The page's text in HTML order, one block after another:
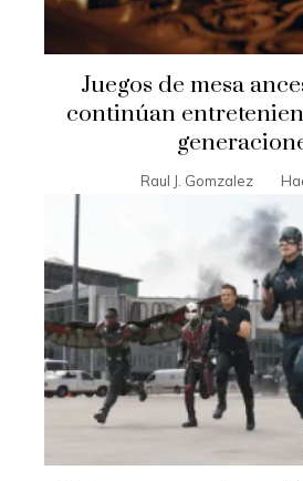
Juegos de mesa
continúan
Raul J. Gomzalez